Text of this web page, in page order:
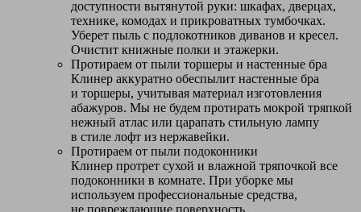
доступности вытянутой руки: шкафах, дверцах,
технике, комодах и прикроватных тумбочках.
Уберет пыль с подлокотников диванов и кресел.
Очистит книжные полки и этажерки.
Протираем от пыли торшеры и настенные бра
Клинер аккуратно обеспылит настенные бра
и торшеры, учитывая материал изготовления
абажуров. Мы не будем протирать мокрой тряпкой
нежный атлас или царапать стильную лампу
в стиле лофт из нержавейки.
Протираем от пыли подоконники
Клинер протрет сухой и влажной тряпочкой все
подоконники в комнате. При уборке мы
используем профессиональные средства,
не повреждающие поверхность.